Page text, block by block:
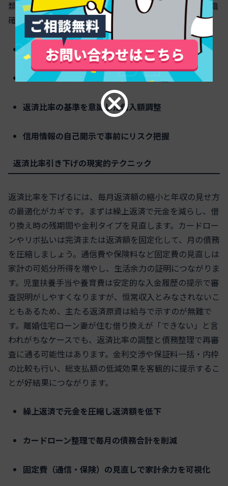
類が信頼度を高めます。スケジュールは余裕を持ち、在籍
確認に即応できる体制を整えると進行がスムーズです。
年収・勤続年数の安定性を客観資料で補強
他債務の圧縮とリボ・カードローンの整理
返済比率の基準を意識した借入額調整
信用情報の自己開示で事前にリスク把握
返済比率引き下げの現実的テクニック
返済比率を下げるには、毎月返済額の縮小と年収の見せ方
の最適化がカギです。まずは繰上返済で元金を減らし、借
り換え時の残期間や金利タイプを見直します。カードロー
ンやリボ払いは完済または返済額を固定化して、月の債務
を圧縮しましょう。通信費や保険料など固定費の見直しは
家計の可処分所得を増やし、生活余力の証明につながりま
す。児童扶養手当や養育費は安定的な入金履歴の提示で審
査説明がしやすくなりますが、恒常収入とみなされないこ
ともあるため、主たる返済原資は給与で示すのが無難で
す。離婚住宅ローン妻が住む借り換えが「できない」と言
われがちなケースでも、返済比率の調整と債務整理で再審
査に通る可能性はあります。金利交渉や保証料一括・内枠
の比較も行い、総支払額の低減効果を客観的に提示するこ
とが好結果につながります。
繰上返済で元金を圧縮し返済額を低下
カードローン整理で毎月の債務合計を削減
固定費（通信・保険）の見直しで家計余力を可視化